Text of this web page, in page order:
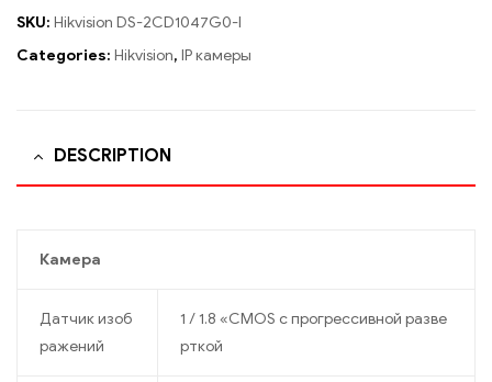
SKU: Hikvision DS-2CD1047G0-I
Categories: Hikvision, IP камеры
DESCRIPTION
Камера
Датчик изоб
ражений
1 / 1.8 «CMOS с прогрессивной разве
рткой